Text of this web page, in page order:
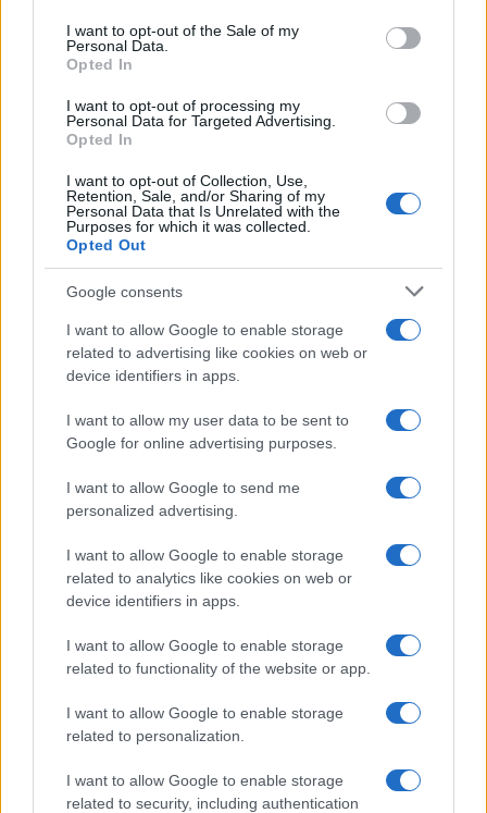
consent section.
I want to opt-out of the Sale of my
Personal Data.
Opted In
I want to opt-out of processing my
Personal Data for Targeted Advertising.
Opted In
I want to opt-out of Collection, Use,
Retention, Sale, and/or Sharing of my
Personal Data that Is Unrelated with the
Purposes for which it was collected.
Opted Out
Google consents
I want to allow Google to enable storage
related to advertising like cookies on web or
device identifiers in apps.
I want to allow my user data to be sent to
Google for online advertising purposes.
I want to allow Google to send me
personalized advertising.
I want to allow Google to enable storage
related to analytics like cookies on web or
device identifiers in apps.
I want to allow Google to enable storage
related to functionality of the website or app.
I want to allow Google to enable storage
related to personalization.
I want to allow Google to enable storage
related to security, including authentication
Investire in dispositivi di qualità significa ottenere
maggiore efficienza, ridurre gli errori, limitare gli sprechi
e garantire continuità operativa anche in contesti
complessi.
La marca migliore, quindi, non è quella più nota o più
pubblicizzata, ma quella che assicura compatibilità con i
flussi aziendali, stabilità nel tempo e prestazioni costanti,
trasformando la stampa in un vero vantaggio competitivo.
AUTORE
Redazione